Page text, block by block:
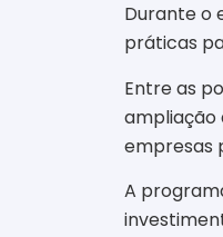
Durante o
práticas
Entre as
ampliação
empresas
A